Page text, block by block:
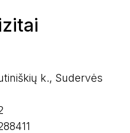
k., Sudervės